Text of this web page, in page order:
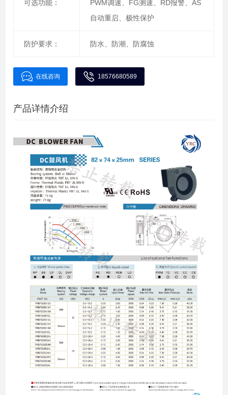
可选功能：
PWM调速、FG测速、RD报警、AS
自动重启、极性保护
防护要求： 防水、防潮、防腐蚀
在线咨询 18576680589
产品详情介绍